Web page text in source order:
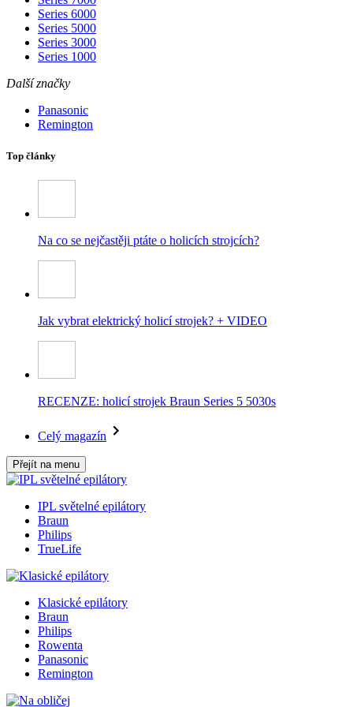
Series 6000
Series 5000
Series 3000
Series 1000
Další značky
Panasonic
Remington
Top články
Na co se nejčastěji ptáte o holicích strojcích?
Jak vybrat elektrický holicí strojek? + VIDEO
RECENZE: holicí strojek Braun Series 5 5030s
Celý magazín
Přejít na menu
IPL světelné epilátory
Braun
Philips
TrueLife
Klasické epilátory
Braun
Philips
Rowenta
Panasonic
Remington